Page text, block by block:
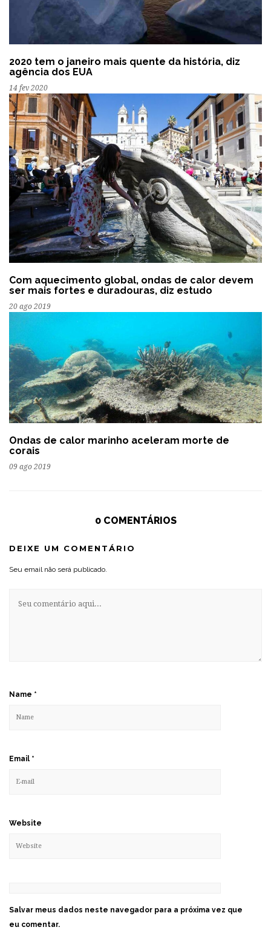
2020 tem o janeiro mais quente da história, diz
agência dos EUA
14 fev 2020
Com aquecimento global, ondas de calor devem
ser mais fortes e duradouras, diz estudo
20 ago 2019
Ondas de calor marinho aceleram morte de
corais
09 ago 2019
0 COMENTÁRIOS
DEIXE UM COMENTÁRIO
Seu email não será publicado.
Name *
Email *
Website
Salvar meus dados neste navegador para a próxima vez que
eu comentar.